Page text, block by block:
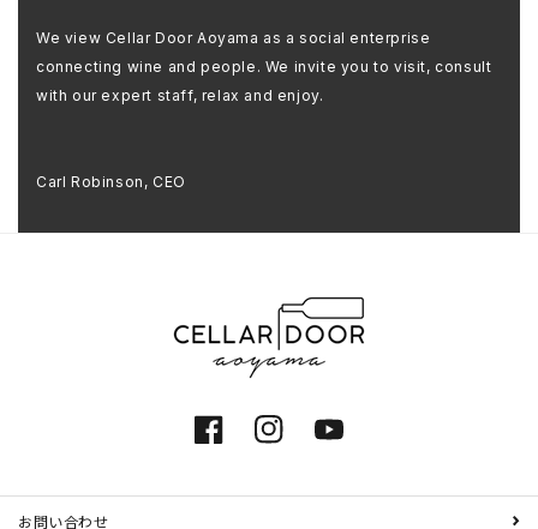
We view Cellar Door Aoyama as a social enterprise
connecting wine and people. We invite you to visit, consult
with our expert staff, relax and enjoy.
Carl Robinson, CEO
FacebookInstagramYouTube
お問い合わせ